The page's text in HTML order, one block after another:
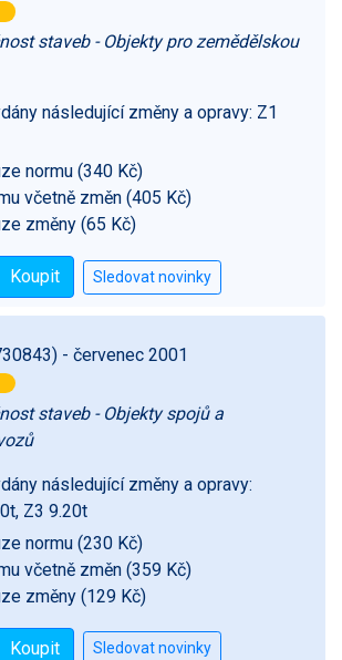
staveb - Objekty pro zemědělskou
následující změny a opravy: Z1
normu (340 Kč)
včetně změn (405 Kč)
změny (65 Kč)
- červenec 2001
staveb - Objekty spojů a
následující změny a opravy:
Z3 9.20t
normu (230 Kč)
včetně změn (359 Kč)
změny (129 Kč)